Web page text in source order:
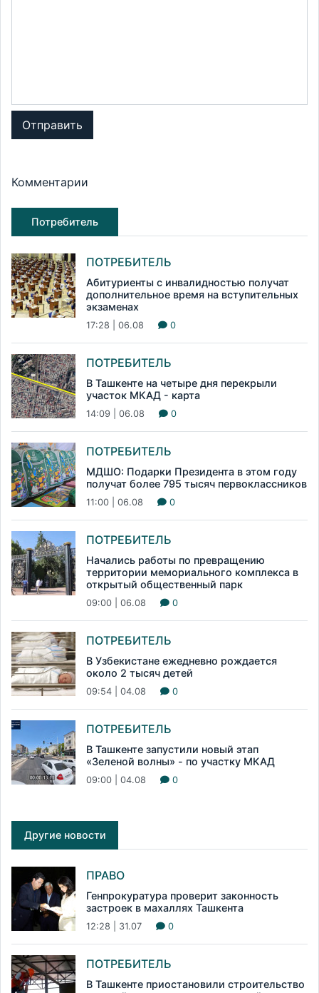
Отправить
Комментарии
Потребитель
ПОТРЕБИТЕЛЬ
Абитуриенты с инвалидностью получат
дополнительное время на вступительных
экзаменах
17:28 | 06.08 0
ПОТРЕБИТЕЛЬ
В Ташкенте на четыре дня перекрыли
участок МКАД - карта
14:09 | 06.08 0
ПОТРЕБИТЕЛЬ
МДШО: Подарки Президента в этом году
получат более 795 тысяч первоклассников
11:00 | 06.08 0
ПОТРЕБИТЕЛЬ
Начались работы по превращению
территории мемориального комплекса в
открытый общественный парк
09:00 | 06.08 0
ПОТРЕБИТЕЛЬ
В Узбекистане ежедневно рождается
около 2 тысяч детей
09:54 | 04.08 0
ПОТРЕБИТЕЛЬ
В Ташкенте запустили новый этап
«Зеленой волны» - по участку МКАД
09:00 | 04.08 0
Другие новости
ПРАВО
Генпрокуратура проверит законность
застроек в махаллях Ташкента
12:28 | 31.07 0
ПОТРЕБИТЕЛЬ
В Ташкенте приостановили строительство